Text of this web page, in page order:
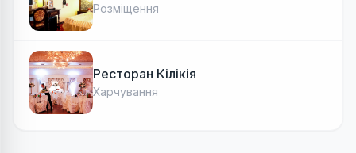
Розміщення
Ресторан Кілікія
Харчування